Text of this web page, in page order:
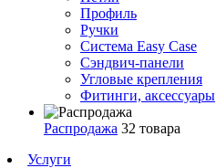
Профиль
Ручки
Система Easy Case
Сэндвич-панели
Угловые крепления
Фитинги, аксессуары
Распродажа 32 товара
Услуги